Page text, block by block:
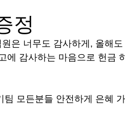
정
은 너무도 감사하게, 올해
에 감사하는 마음으로 헌금
팀 모든분들 안전하게 은혜